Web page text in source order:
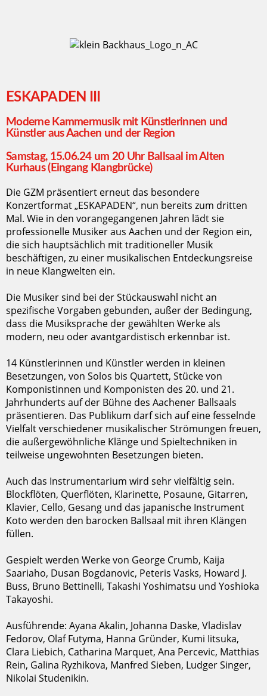
ESKAPADEN III
Moderne Kammermusik mit Künstlerinnen und
Künstler aus Aachen und der Region
Samstag, 15.06.24 um 20 Uhr Ballsaal im Alten
Kurhaus (Eingang Klangbrücke)
Die GZM präsentiert erneut das besondere
Konzertformat „ESKAPADEN“, nun bereits zum dritten
Mal. Wie in den vorangegangenen Jahren lädt sie
professionelle Musiker aus Aachen und der Region ein,
die sich hauptsächlich mit traditioneller Musik
beschäftigen, zu einer musikalischen Entdeckungsreise
in neue Klangwelten ein.
Die Musiker sind bei der Stückauswahl nicht an
spezifische Vorgaben gebunden, außer der Bedingung,
dass die Musiksprache der gewählten Werke als
modern, neu oder avantgardistisch erkennbar ist.
14 Künstlerinnen und Künstler werden in kleinen
Besetzungen, von Solos bis Quartett, Stücke von
Komponistinnen und Komponisten des 20. und 21.
Jahrhunderts auf der Bühne des Aachener Ballsaals
präsentieren. Das Publikum darf sich auf eine fesselnde
Vielfalt verschiedener musikalischer Strömungen freuen,
die außergewöhnliche Klänge und Spieltechniken in
teilweise ungewohnten Besetzungen bieten.
Auch das Instrumentarium wird sehr vielfältig sein.
Blockflöten, Querflöten, Klarinette, Posaune, Gitarren,
Klavier, Cello, Gesang und das japanische Instrument
Koto werden den barocken Ballsaal mit ihren Klängen
füllen.
Gespielt werden Werke von George Crumb, Kaija
Saariaho, Dusan Bogdanovic, Peteris Vasks, Howard J.
Buss, Bruno Bettinelli, Takashi Yoshimatsu und Yoshioka
Takayoshi.
Ausführende: Ayana Akalin, Johanna Daske, Vladislav
Fedorov, Olaf Futyma, Hanna Gründer, Kumi Iitsuka,
Clara Liebich, Catharina Marquet, Ana Percevic, Matthias
Rein, Galina Ryzhikova, Manfred Sieben, Ludger Singer,
Nikolai Studenikin.